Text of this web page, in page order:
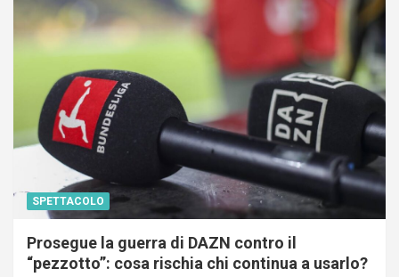
SPETTACOLO
Prosegue la guerra di DAZN contro il
“pezzotto”: cosa rischia chi continua a usarlo?